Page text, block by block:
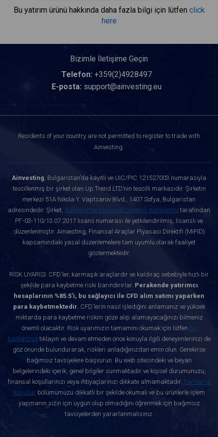
Bu yatırım ürünü hakkında daha fazla bilgi için lütfen click
here
Bizimle İletişime Geçin
Telefon: +359(2)4928497
E-posta: support@ainvesting.eu
Residents of your country are not permitted to register to trade with
Ainvesting.
Ainvesting, Bulgaristan’da kayıtlı ve UIC/PIC 121527003 numarasıyla
tescillenmiş bir şirket olan Up Trend LTD’nin tescilli markasıdır. Şirketin
merkezi 51A Nikola Y. Vaptsarov Blvd., 1407 Sofya, Bulgaristan
adresindedir. Şirket, Bulgaristan Finansal Denetim Komisyonu tarafından
РГ-03-110/13.07.2017 lisans numarası ile yetkilendirilmiş, lisanslı ve
düzenlenmiştir. Ainvesting, Finansal Araçlar Piyasası Direktifi (MiFID)
kapsamındaki yasal düzenlemelere tam uyumlu olarak faaliyet
göstermektedir.
RİSK UYARISI: CFD'ler, karmaşık araçlardır ve kaldıraç sebebiyle hızlı bir
şekilde para kaybetme riski barındırırlar. Perakende yatırımcı
hesaplarının %85.5'i, bu sağlayıcı ile CFD alım satımı yaparken
para kaybetmektedir. CFD'lerin nasıl işlediğini anlamanız ve yüksek
miktarda para kaybetme riskini göze alıp alamayacağınızı bilmeniz
önemli olacaktır. Risk uyarımızın tamamını okumak için lütfen bu
bağlantıya tıklayın ve devam etmeden önce konuyla ilgili deneyimlerinizi de
göz önünde bulundurarak, riskleri anladığınızdan emin olun. Gerekirse
bağımsız tavsiyelere başvurun. Bu web sitesindeki ve beyan
belgelerindeki içerik, genel bilgiler sunmaktadır ve kişisel durumunuzu,
finansal koşullarınızı veya ihtiyaçlarınızı dikkate almamaktadır. Şartlar ve
Koşullar bölümümüzü dikkatli bir şekilde okumalı ve bu ürünlerle işlem
yapmanın sizin için uygun olup olmadığını öğrenmek için bağımsız
tavsiyelerden yararlanmalısınız.